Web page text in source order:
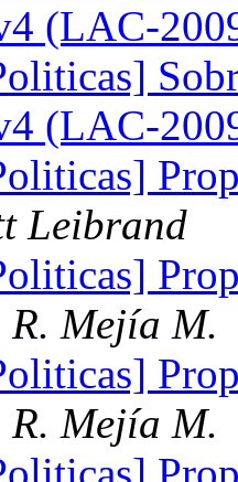
(LAC-
(LAC-
Leibrand
Mejía M.
Mejía M.